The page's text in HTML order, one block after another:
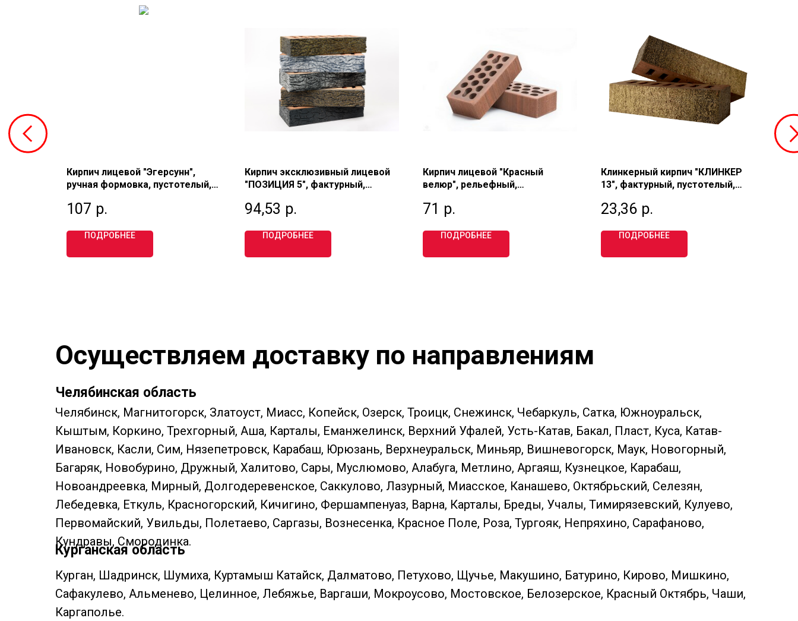
Кирпич лицевой "Эгерсунн",
ручная формовка, пустотелый,
107 р.
ПОДРОБНЕЕ
Кирпич эксклюзивный лицевой
"ПОЗИЦИЯ 5", фактурный,
МАТТОНЕ
94,53 р.
ПОДРОБНЕЕ
Кирпич лицевой "Красный
велюр", рельефный,
М200, ВИНЗИЛИНСКИЙ
71 р.
ПОДРОБНЕЕ
Клинкерный кирпич "КЛИНКЕР
13", фактурный, пустотелый,
23,36 р.
ПОДРОБНЕЕ
Челябинская область
Осуществляем доставку по направлениям
Курганская область
Челябинск, Магнитогорск, Златоуст, Миасс, Копейск, Озерск, Троицк, Снежинск, Чебаркуль, Сатка, Южноуральск,
Кыштым, Коркино, Трехгорный, Аша, Карталы, Еманжелинск, Верхний Уфалей, Усть-Катав, Бакал, Пласт, Куса, Катав-
Ивановск, Касли, Сим, Нязепетровск, Карабаш, Юрюзань, Верхнеуральск, Миньяр, Вишневогорск, Маук, Новогорный,
Багаряк, Новобурино, Дружный, Халитово, Сары, Муслюмово, Алабуга, Метлино, Аргаяш, Кузнецкое, Карабаш,
Новоандреевка, Мирный, Долгодеревенское, Саккулово, Лазурный, Миасское, Канашево, Октябрьский, Селезян,
Лебедевка, Еткуль, Красногорский, Кичигино, Фершампенуаз, Варна, Карталы, Бреды, Учалы, Тимирязевский, Кулуево,
Первомайский, Увильды, Полетаево, Саргазы, Вознесенка, Красное Поле, Роза, Тургояк, Непряхино, Сарафаново,
Кундравы, Смородинка.
Курган, Шадринск, Шумиха, Куртамыш Катайск, Далматово, Петухово, Щучье, Макушино, Батурино, Кирово, Мишкино,
Сафакулево, Альменево, Целинное, Лебяжье, Варгаши, Мокроусово, Мостовское, Белозерское, Красный Октябрь, Чаши,
Каргаполье.